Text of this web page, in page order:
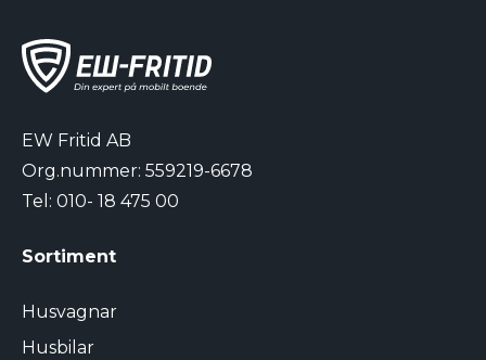
EW Fritid AB
Org.nummer: 559219-6678
Tel: 010- 18 475 00
Sortiment
Husvagnar
Husbilar